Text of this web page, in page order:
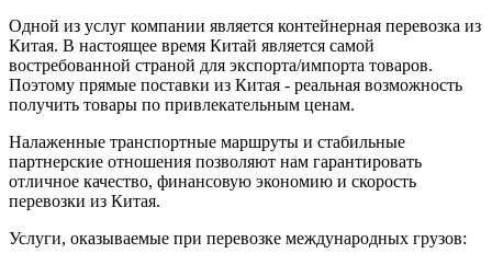
Одной из услуг компании является контейнерная перевозка из
Китая. В настоящее время Китай является самой
востребованной страной для экспорта/импорта товаров.
Поэтому прямые поставки из Китая - реальная возможность
получить товары по привлекательным ценам.
Налаженные транспортные маршруты и стабильные
партнерские отношения позволяют нам гарантировать
отличное качество, финансовую экономию и скорость
перевозки из Китая.
Услуги, оказываемые при перевозке международных грузов: